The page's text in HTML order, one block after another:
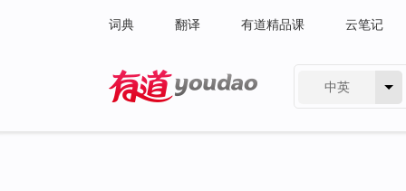
词典 翻译 有道精品课 云笔记
中英